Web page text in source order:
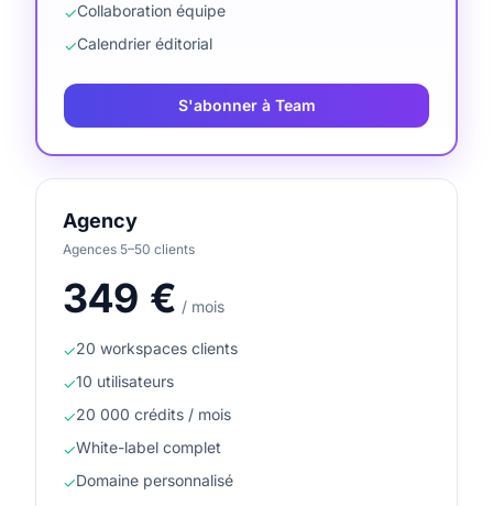
✓Collaboration équipe
✓Calendrier éditorial
S'abonner à Team
Agency
Agences 5–50 clients
349 € / mois
✓20 workspaces clients
✓10 utilisateurs
✓20 000 crédits / mois
✓White-label complet
✓Domaine personnalisé